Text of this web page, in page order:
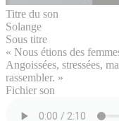
Titre du son
Solange
Sous titre
« Nous étions des
Angoissées, stressées,
rassembler. »
Fichier son